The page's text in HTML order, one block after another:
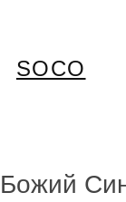
SOCO
Божий Син